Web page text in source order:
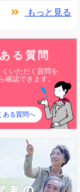
もっと見る
る質問
いただく質問を
確認できます。
ある質問へ